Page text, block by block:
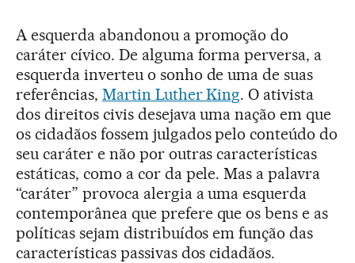
A esquerda abandonou a promoção do
caráter cívico. De alguma forma perversa, a
esquerda inverteu o sonho de uma de suas
referências, Martin Luther King. O ativista
dos direitos civis desejava uma nação em que
os cidadãos fossem julgados pelo conteúdo do
seu caráter e não por outras características
estáticas, como a cor da pele. Mas a palavra
“caráter” provoca alergia a uma esquerda
contemporânea que prefere que os bens e as
políticas sejam distribuídos em função das
características passivas dos cidadãos.